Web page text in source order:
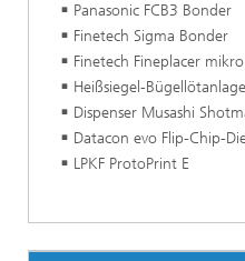
Panasonic FCB3 Bonder
Finetech Sigma Bonder
Finetech Fineplacer mikro
Heißsiegel-
Dispenser Musashi
Datacon evo Flip-Chip-
LPKF ProtoPrint E